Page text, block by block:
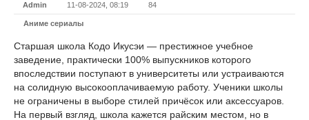
Admin 11-08-2024, 08:19 84
Аниме сериалы
Старшая школа Кодо Икусэи — престижное учебное
заведение, практически 100% выпускников которого
впоследствии поступают в университеты или устраиваются
на солидную высокооплачиваемую работу. Ученики школы
не ограничены в выборе стилей причёсок или аксессуаров.
На первый взгляд, школа кажется райским местом, но в